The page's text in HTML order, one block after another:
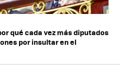
qué cada vez más diputados
por insultar en el